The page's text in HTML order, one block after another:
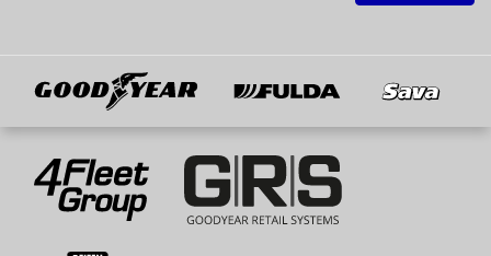
Mitglied von
4Fleet Group GRS